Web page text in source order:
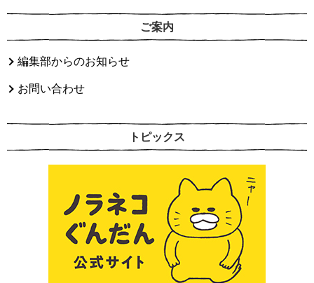
ご案内
編集部からのお知らせ
お問い合わせ
トピックス